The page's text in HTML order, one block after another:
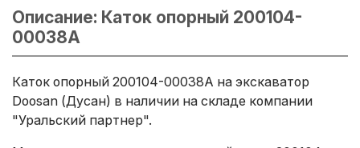
Описание: Каток опорный 200104-
00038A
Каток опорный 200104-00038A на экскаватор
Doosan (Дусан) в наличии на складе компании
"Уральский партнер".